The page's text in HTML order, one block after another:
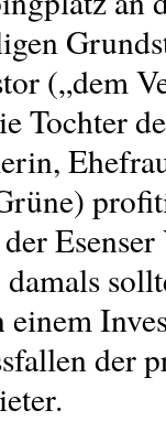
(„dem
Tochter
der